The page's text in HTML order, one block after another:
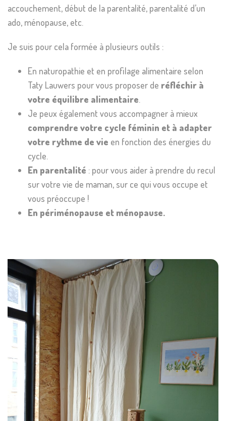
accouchement, début de la parentalité, parentalité d’un
ado, ménopause, etc.
Je suis pour cela formée à plusieurs outils :
En naturopathie et en profilage alimentaire selon
Taty Lauwers pour vous proposer de réfléchir à
votre équilibre alimentaire.
Je peux également vous accompagner à mieux
comprendre votre cycle féminin et à adapter
votre rythme de vie en fonction des énergies du
cycle.
En parentalité : pour vous aider à prendre du recul
sur votre vie de maman, sur ce qui vous occupe et
vous préoccupe !
En périménopause et ménopause.